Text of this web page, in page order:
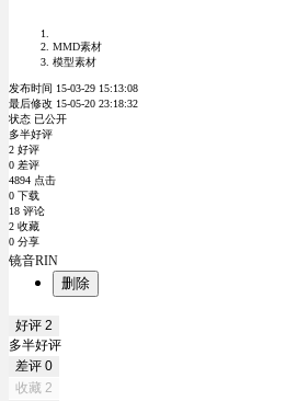
MMD素材
模型素材
发布时间 15-03-29 15:13:08
最后修改 15-05-20 23:18:32
状态 已公开
多半好评
2 好评
0 差评
4894 点击
0 下载
18 评论
2 收藏
0 分享
镜音RIN
删除
好评 2
多半好评
差评 0
收藏 2